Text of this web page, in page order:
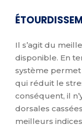
Il s’agit du
disponible. En
système
qui réduit le
conséquent, il
dorsales
meilleurs